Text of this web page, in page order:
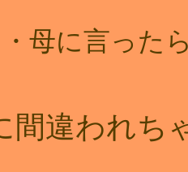
母に言った
間違われち